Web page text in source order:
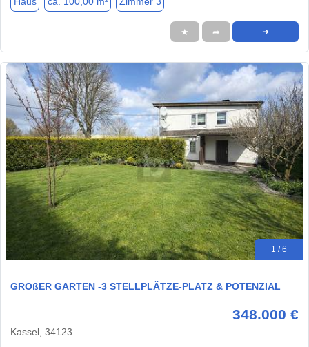
★ ➦ ➜
1 / 6
GROßER GARTEN -3 STELLPLÄTZE-PLATZ & POTENZIAL
348.000 €
Kassel, 34123